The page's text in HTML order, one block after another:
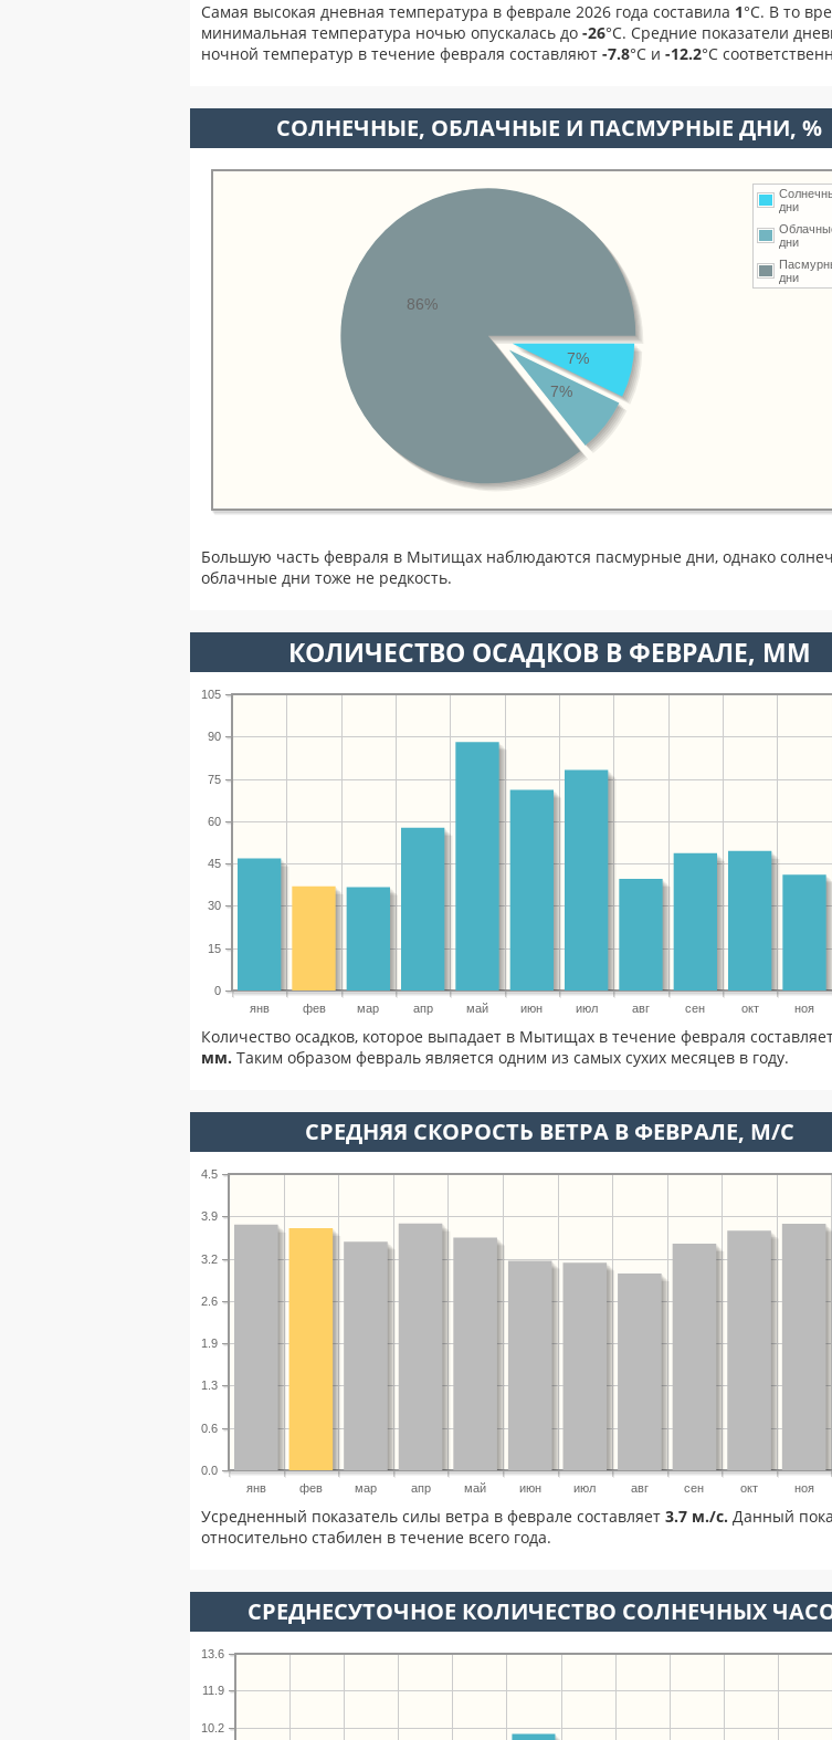
Самая высокая дневная температура в феврале 2026 года составила 1°С. В то
минимальная температура ночью опускалась до -26°C. Средние показатели
ночной температур в течение февраля составляют -7.8°С и -12.2°С
CОЛНЕЧНЫЕ, ОБЛАЧНЫЕ И ПАСМУРНЫЕ ДНИ, %
дни
дни
дни
7%
7%
86%
Большую часть февраля в Мытищах наблюдаются пасмурные дни, однако
облачные дни тоже не редкость.
КОЛИЧЕСТВО ОСАДКОВ В ФЕВРАЛЕ, ММ
янв фев мар апр май июн июл авг сен окт ноя
0
15
30
45
60
75
90
105
Количество осадков, которое выпадает в Мытищах в течение февраля
мм. Таким образом февраль является одним из самых сухих месяцев в году.
СРЕДНЯЯ СКОРОСТЬ ВЕТРА В ФЕВРАЛЕ, М/С
янв фев мар апр май июн июл авг сен окт ноя
0.0
0.6
1.3
1.9
2.6
3.2
3.9
4.5
Усредненный показатель силы ветра в феврале составляет 3.7 м./с. Данный
относительно стабилен в течение всего года.
СРЕДНЕСУТОЧНОЕ КОЛИЧЕСТВО СОЛНЕЧНЫХ
10.2
11.9
13.6